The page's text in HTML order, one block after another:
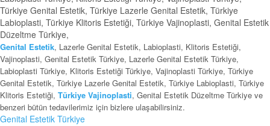
Türkiye Genital Estetik, Türkiye Lazerle Genital Estetik, Türkiye
Labioplasti, Türkiye Klitoris Estetiği, Türkiye Vajinoplasti, Genital Estetik
Düzeltme Türkiye,
Genital Estetik, Lazerle Genital Estetik, Labioplasti, Klitoris Estetiği,
Vajinoplasti, Genital Estetik Türkiye, Lazerle Genital Estetik Türkiye,
Labioplasti Türkiye, Klitoris Estetiği Türkiye, Vajinoplasti Türkiye, Türkiye
Genital Estetik, Türkiye Lazerle Genital Estetik, Türkiye Labioplasti, Türkiye
Klitoris Estetiği, Türkiye Vajinoplasti, Genital Estetik Düzeltme Türkiye ve
benzeri bütün tedavilerimiz için bizlere ulaşabilirsiniz.
Genital Estetik Türkiye